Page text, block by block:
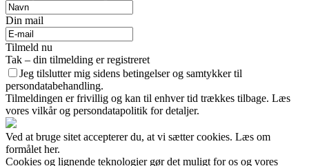
Din mail
Tilmeld nu
Tak – din tilmelding er registreret
Jeg tilslutter mig sidens betingelser og samtykker til
persondatabehandling.
Tilmeldingen er frivillig og kan til enhver tid trækkes tilbage. Læs
vores vilkår og persondatapolitik for detaljer.
Ved at bruge sitet accepterer du, at vi sætter cookies. Læs om
formålet her.
Cookies og lignende teknologier gør det muligt for os og vores